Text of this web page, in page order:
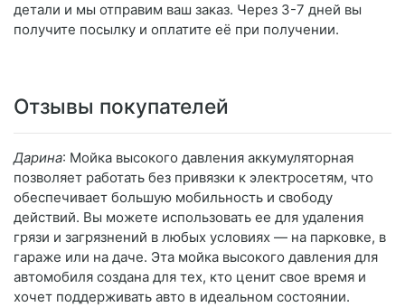
детали и мы отправим ваш заказ. Через 3-7 дней вы
получите посылку и оплатите её при получении.
Отзывы покупателей
Дарина: Мойка высокого давления аккумуляторная
позволяет работать без привязки к электросетям, что
обеспечивает большую мобильность и свободу
действий. Вы можете использовать ее для удаления
грязи и загрязнений в любых условиях — на парковке, в
гараже или на даче. Эта мойка высокого давления для
автомобиля создана для тех, кто ценит свое время и
хочет поддерживать авто в идеальном состоянии.